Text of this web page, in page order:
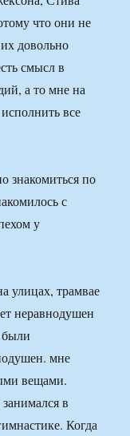
что они не
довольно
смысл в
а то мне на
все
по
с
у
улицах, трамвае
неравнодушен
мне
вещами.
в
Когда